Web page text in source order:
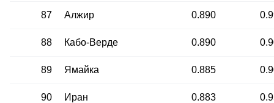
87 Алжир 0.890
88 Кабо-Верде 0.890
89 Ямайка 0.885
90 Иран 0.883